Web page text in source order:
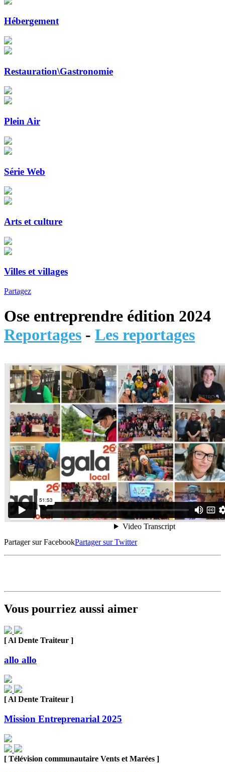
Hébergement
Restauration\Gastronomie
Plein Air
Série Web
Arts et culture
Villes et villages
Partagez
Ose entreprendre édition 2024
Reportages - Les reportages
Partager sur FacebookPartager sur Twitter
Vous pourriez aussi aimer
[ Al Dente Traiteur ]
allo allo
[ Al Dente Traiteur ]
Mission Entreprenarial 2025
[ Télévision communautaire Vents et Marées ]